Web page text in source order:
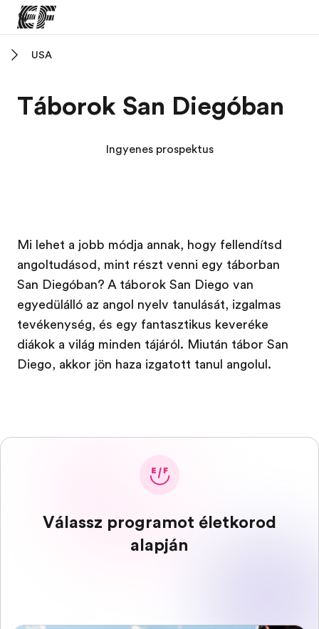
EF programok
Mit kell rólunk tudni
Karrier
Dolgozz velünk!
USA
Táborok San Diegóban
Ingyenes prospektus
Mi lehet a jobb módja annak, hogy fellendítsd
angoltudásod, mint részt venni egy táborban
San Diegóban? A táborok San Diego van
egyedülálló az angol nyelv tanulását, izgalmas
tevékenység, és egy fantasztikus keveréke
diákok a világ minden tájáról. Miután tábor San
Diego, akkor jön haza izgatott tanul angolul.
Válassz programot életkorod
alapján